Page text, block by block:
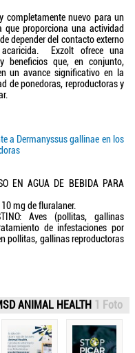
completamente nuevo para un
proporciona una actividad
depender del contacto externo
Exzolt ofrece una
beneficios que, en conjunto,
un avance significativo en la
de ponedoras, reproductoras y
a Dermanyssus gallinae en los
EN AGUA DE BEBIDA PARA
mg de fluralaner.
Aves (pollitas, gallinas
de infestaciones por
pollitas, gallinas reproductoras
ANIMAL HEALTH 1 Foto